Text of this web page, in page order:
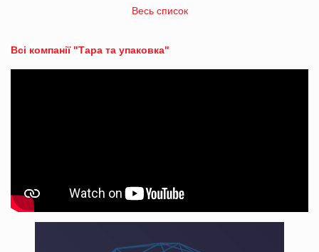
Весь список
Всі компанії "Тара та упаковка"